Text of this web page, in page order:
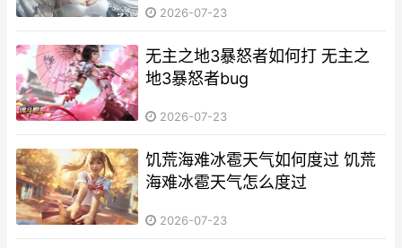
2026-07-23
无主之地3暴怒者如何打 无主之
地3暴怒者bug
2026-07-23
饥荒海难冰雹天气如何度过 饥荒
海难冰雹天气怎么度过
2026-07-23